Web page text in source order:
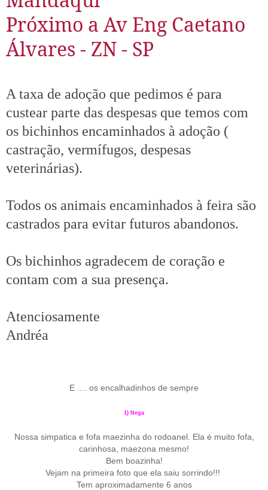
Próximo a Av Eng Caetano
Álvares - ZN - SP
A taxa de adoção que pedimos é para
custear parte das despesas que temos com
os bichinhos encaminhados à adoção (
castração, vermífugos, despesas
veterinárias).
Todos os animais encaminhados à feira são
castrados para evitar futuros abandonos.
Os bichinhos agradecem de coração e
contam com a sua presença.
Atenciosamente
Andréa
E .... os encalhadinhos de sempre
1) Nega
Nossa simpatica e fofa maezinha do rodoanel. Ela é muito fofa,
carinhosa, maezona mesmo!
Bem boazinha!
Vejam na primeira foto que ela saiu sorrindo!!!
Tem aproximadamente 6 anos